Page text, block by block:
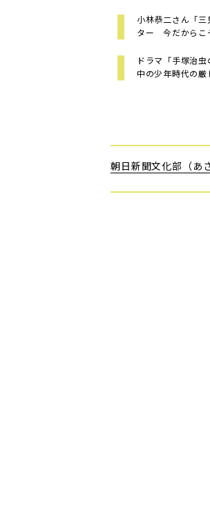
小林恭二さん「
ター 今だからこ
ドラマ「手塚治
中の少年時代の
朝日新聞文化部（あ